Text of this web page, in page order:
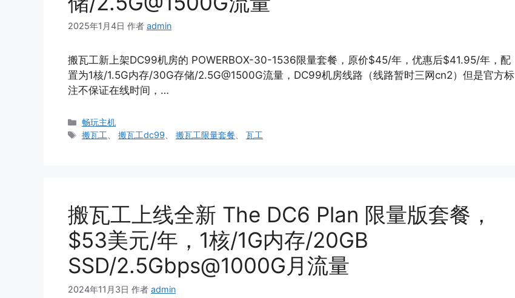
2025年1月4日 作者 admin
搬瓦工新上架DC99机房的 POWERBOX-30-1536限量套餐，原价$45/年，优惠后$41.95/年，配
置为1核/1.5G内存/30G存储/2.5G@1500G流量，DC99机房线路（线路暂时三网cn2）但是官方标
注不保证在线时间，…
分
类
畅玩主机
标
搬瓦工 、搬瓦工dc99 、搬瓦工限量套餐 、瓦工
搬瓦工上线全新 The DC6 Plan 限量版套餐，
$53美元/年，1核/1G内存/20GB
SSD/2.5Gbps@1000G月流量
2024年11月3日 作者 admin